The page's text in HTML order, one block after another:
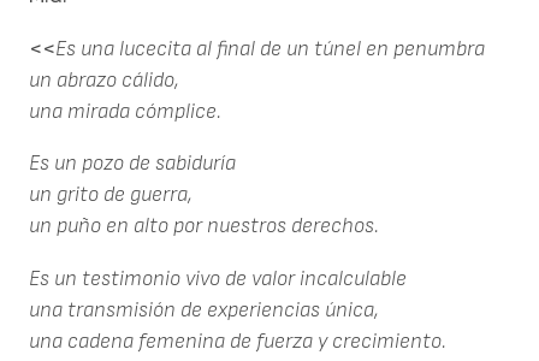
<<Es una lucecita al final de un túnel en penumbra
un abrazo cálido,
una mirada cómplice.
Es un pozo de sabiduría
un grito de guerra,
un puño en alto por nuestros derechos.
Es un testimonio vivo de valor incalculable
una transmisión de experiencias única,
una cadena femenina de fuerza y crecimiento.